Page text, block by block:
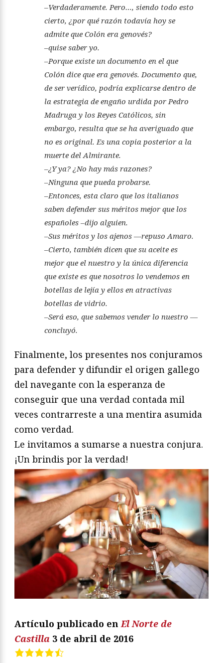
–Verdaderamente. Pero…, siendo todo esto
cierto, ¿por qué razón todavía hoy se
admite que Colón era genovés?
–quise saber yo.
–Porque existe un documento en el que
Colón dice que era genovés. Documento que,
de ser verídico, podría explicarse dentro de
la estrategia de engaño urdida por Pedro
Madruga y los Reyes Católicos, sin
embargo, resulta que se ha averiguado que
no es original. Es una copia posterior a la
muerte del Almirante.
–¿Y ya? ¿No hay más razones?
–Ninguna que pueda probarse.
–Entonces, esta claro que los italianos
saben defender sus méritos mejor que los
españoles –dijo alguien.
–Sus méritos y los ajenos —repuso Amaro.
–Cierto, también dicen que su aceite es
mejor que el nuestro y la única diferencia
que existe es que nosotros lo vendemos en
botellas de lejía y ellos en atractivas
botellas de vidrio.
–Será eso, que sabemos vender lo nuestro —
concluyó.
Finalmente, los presentes nos conjuramos
para defender y difundir el origen gallego
del navegante con la esperanza de
conseguir que una verdad contada mil
veces contrarreste a una mentira asumida
como verdad.
Le invitamos a sumarse a nuestra conjura.
¡Un brindis por la verdad!
Artículo publicado enEl Norte de
Castilla 3 de abril de 2016